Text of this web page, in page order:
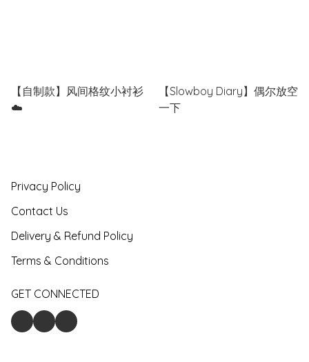
【自制款】风间格纹小衬衫
☁️
【Slowboy Diary】偶尔放空
一下
Privacy Policy
Contact Us
Delivery & Refund Policy
Terms & Conditions
GET CONNECTED